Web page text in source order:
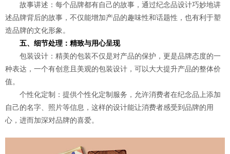
故事讲述：每个品牌都有自己的故事，通过纪念品设计巧妙地讲
述品牌背后的故事，不仅能增加产品的趣味性和话题性，也有利于塑
造品牌的文化形象。
五、细节处理：精致与用心呈现
包装设计：精美的包装不仅是对产品的保护，更是品牌态度的一
种表达，一个有创意且美观的包装设计，可以大大提升产品的整体价
值。
个性化定制：提供个性化定制服务，允许消费者在纪念品上添加
自己的名字、照片等信息，这样的设计能让消费者感受到品牌的用
心，进而加深对品牌的喜爱。